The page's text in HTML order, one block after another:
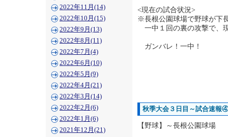
2022年11月(14)
2022年10月(15)
2022年9月(13)
2022年8月(11)
2022年7月(4)
2022年6月(10)
2022年5月(9)
2022年4月(21)
2022年3月(14)
2022年2月(6)
2022年1月(6)
2021年12月(21)
<現在の試合状況>
※長根公園球場で野球が下
一中１回の裏の攻撃で、
ガンバレ！一中！
秋季大会３日目～試合速報④
【野球】～長根公園球場